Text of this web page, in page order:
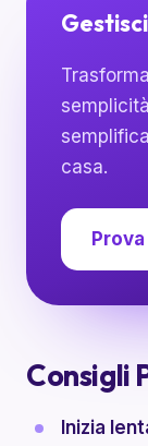
casa.
Consigli
Inizia